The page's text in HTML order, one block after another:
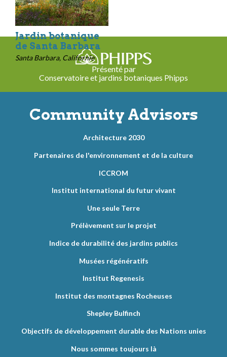
Jardin botanique
de Santa Barbara
Santa Barbara, Californie
Présenté par
Conservatoire et jardins botaniques Phipps
Community Advisors
Architecture 2030
Partenaires de l'environnement et de la culture
ICCROM
Institut international du futur vivant
Une seule Terre
Prélèvement sur le projet
Indice de durabilité des jardins publics
Musées régénératifs
Institut Regenesis
Institut des montagnes Rocheuses
Shepley Bulfinch
Objectifs de développement durable des Nations unies
Nous sommes toujours là